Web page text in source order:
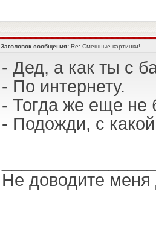
Заголовок сообщения: Re: Смешные картинки!
- Дед, а как ты с
- По интернету.
- Тогда же еще не
- Подожди, с
Не доводите меня